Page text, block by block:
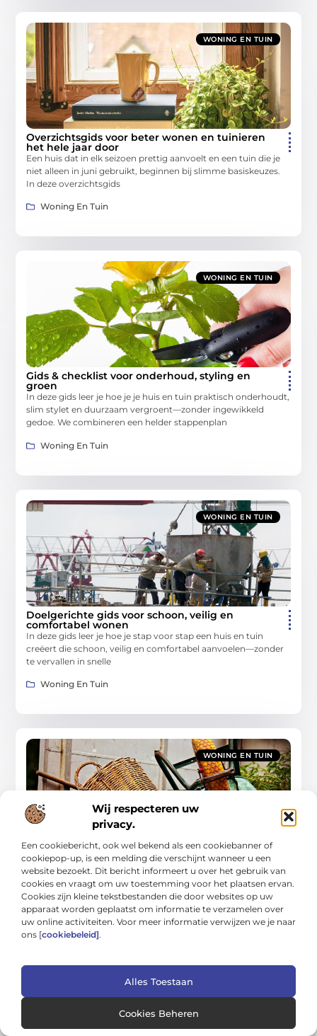
Wij respecteren uw
privacy.
Een cookiebericht, ook wel bekend als een cookiebanner of
cookiepop-up, is een melding die verschijnt wanneer u een
website bezoekt. Dit bericht informeert u over het gebruik van
cookies en vraagt om uw toestemming voor het plaatsen ervan.
Cookies zijn kleine tekstbestanden die door websites op uw
apparaat worden geplaatst om informatie te verzamelen over
uw online activiteiten. Voor meer informatie verwijzen we je naar
ons [cookiebeleid].
Alles Toestaan
Cookies Beheren
WONING EN TUIN
Overzichtsgids voor beter wonen en tuinieren
het hele jaar door
Een huis dat in elk seizoen prettig aanvoelt en een tuin die je
niet alleen in juni gebruikt, beginnen bij slimme basiskeuzes.
In deze overzichtsgids
Woning En Tuin
WONING EN TUIN
Gids & checklist voor onderhoud, styling en
groen
In deze gids leer je hoe je je huis en tuin praktisch onderhoudt,
slim stylet en duurzaam vergroent—zonder ingewikkeld
gedoe. We combineren een helder stappenplan
Woning En Tuin
WONING EN TUIN
Doelgerichte gids voor schoon, veilig en
comfortabel wonen
In deze gids leer je hoe je stap voor stap een huis en tuin
creëert die schoon, veilig en comfortabel aanvoelen—zonder
te vervallen in snelle
Woning En Tuin
WONING EN TUIN
De ultieme gids voor huis & tuin zonder gedoe
In deze gids leer je hoe je je huis en tuin stap voor stap
verbetert zonder stress, met keuzes die lang meegaan en
makkelijk te
Woning En Tuin